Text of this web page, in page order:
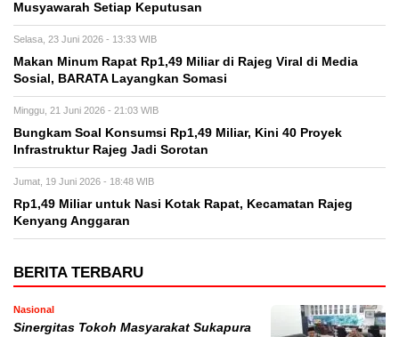
Musyawarah Setiap Keputusan
Selasa, 23 Juni 2026 - 13:33 WIB
Makan Minum Rapat Rp1,49 Miliar di Rajeg Viral di Media
Sosial, BARATA Layangkan Somasi
Minggu, 21 Juni 2026 - 21:03 WIB
Bungkam Soal Konsumsi Rp1,49 Miliar, Kini 40 Proyek
Infrastruktur Rajeg Jadi Sorotan
Jumat, 19 Juni 2026 - 18:48 WIB
Rp1,49 Miliar untuk Nasi Kotak Rapat, Kecamatan Rajeg
Kenyang Anggaran
BERITA TERBARU
Nasional
Sinergitas Tokoh Masyarakat Sukapura